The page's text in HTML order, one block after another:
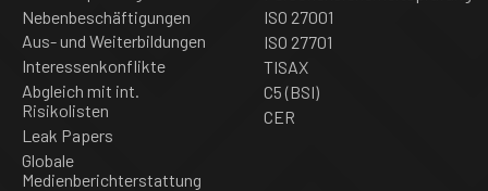
Nebenbeschäftigungen
Aus- und Weiterbildungen
Interessenkonflikte
Abgleich mit int.
Risikolisten
Leak Papers
Globale
Medienberichterstattung
ISO 27001
ISO 27701
TISAX
C5 (BSI)
CER